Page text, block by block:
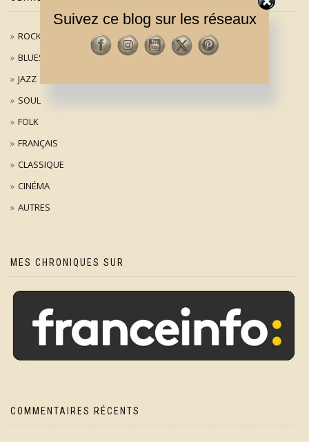
ROCK / POP
BLUES
JAZZ
SOUL
FOLK
FRANÇAIS
CLASSIQUE
CINÉMA
AUTRES
MES CHRONIQUES SUR
COMMENTAIRES RÉCENTS
Suivez ce blog sur les réseaux